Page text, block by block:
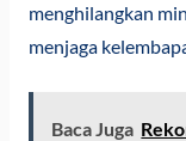
menghilangkan
menjaga
Baca Juga